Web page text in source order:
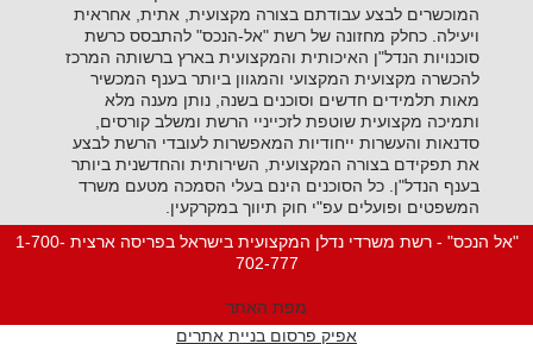
המוכשרים לבצע עבודתם בצורה מקצועית, אתית, אחראית
ויעילה. כחלק מחזונה של רשת "אל-הנכס" להתבסס כרשת
סוכנויות הנדל"ן האיכותית והמקצועית בארץ ברשותה המרכז
להכשרה מקצועית המקצועי והמגוון ביותר בענף המכשיר
מאות תלמידים חדשים וסוכנים בשנה, נותן מענה מלא
ותמיכה מקצועית שוטפת לזכייניי הרשת ומשלב קורסים,
סדנאות והעשרות ייחודיות המאפשרות לעובדי הרשת לבצע
את תפקידם בצורה המקצועית, השירותית והחדשנית ביותר
בענף הנדל"ן. כל הסוכנים הינם בעלי הסמכה מטעם משרד
המשפטים ופועלים עפ"י חוק תיווך במקרקעין.
"אל הנכס" - רשת משרדי נדלן המקצועית בישראל בפריסה ארצית 1-700-
702-777
מפת האתר
אפיק פרסום בניית אתרים